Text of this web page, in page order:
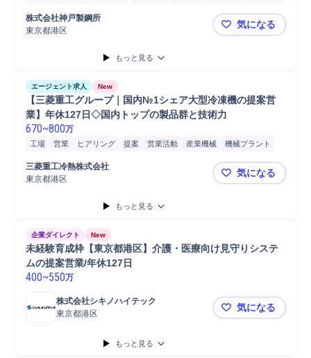
営業
工程管理 SCM/生産管理/購買/物流
購買/調達
株式会社神戸製鋼所
東京都港区
神戸製鋼所
気になる
もっと見る
エージェント求人 New
【三菱重工グループ｜国内№1シェア大型冷凍機の提案営
業】年休127日◇国内トップの製品群と技術力
670~800万
工場 営業 ヒアリング 提案 営業活動 産業機械
機械プラント
既存顧客
離職率/定着率
三菱重工冷熱株式会社
東京都港区
【三菱重工
気になる
もっと見る
企業ダイレクト New
未経験育成枠【東京都港区】介護・医療向け見守りシステ
ムの提案営業/年休127日
400~550万
株式会社シキノハイテック
東京都港区
未経験育成
気になる
もっと見る